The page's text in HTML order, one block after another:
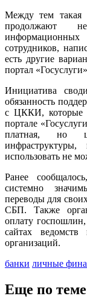
Между тем такая
продолжают
сотрудников,
есть другие
портал
Инициатива
обязанность
с ЦККИ, которые
портале
платная, но
использовать не
Ранее
системно
переводы для
СБП. Также
оплату
сайтах
организаций.
банки личные
Еще по теме